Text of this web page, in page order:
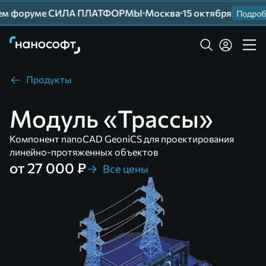
форуме СИЛА ПЛАТФОРМЫ Москва 15 октября
Продукты
Модуль «Трассы»
Компонент nanoCAD GeoniCS для проектирования
линейно-протяженных объектов
от 27 000 ₽ Все цены